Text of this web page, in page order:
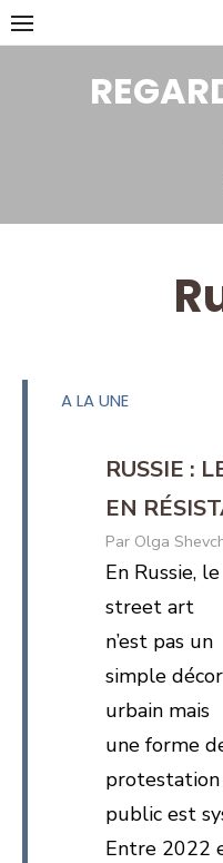
Skip
to
A LA UNE
RUSSIE :
EN
Olga
En Russie, le
street art
n’est pas un
simple décor
urbain mais
une forme
public est
Entre 2022